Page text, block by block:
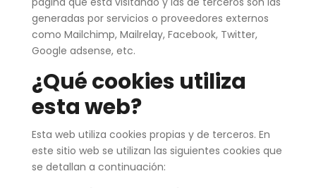
generadas por servicios o proveedores externos
como Mailchimp, Mailrelay, Facebook, Twitter,
Google adsense, etc.
¿Qué cookies utiliza
esta web?
Esta web utiliza cookies propias y de terceros. En
este sitio web se utilizan las siguientes cookies que
se detallan a continuación: